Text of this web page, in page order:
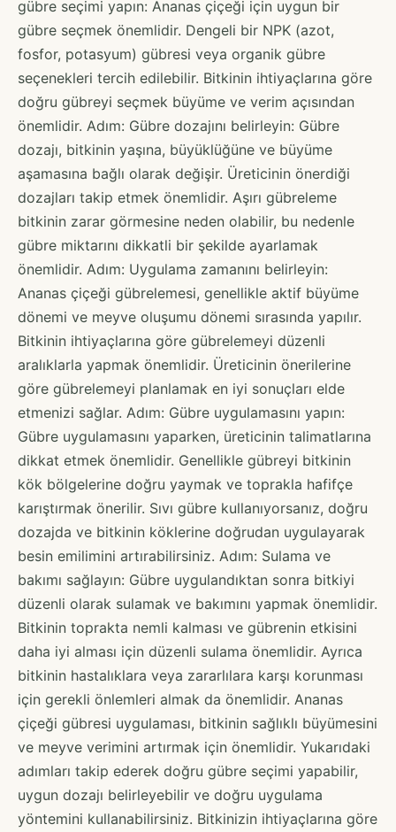
gübre seçimi yapın: Ananas çiçeği için uygun bir
gübre seçmek önemlidir. Dengeli bir NPK (azot,
fosfor, potasyum) gübresi veya organik gübre
seçenekleri tercih edilebilir. Bitkinin ihtiyaçlarına göre
doğru gübreyi seçmek büyüme ve verim açısından
önemlidir. Adım: Gübre dozajını belirleyin: Gübre
dozajı, bitkinin yaşına, büyüklüğüne ve büyüme
aşamasına bağlı olarak değişir. Üreticinin önerdiği
dozajları takip etmek önemlidir. Aşırı gübreleme
bitkinin zarar görmesine neden olabilir, bu nedenle
gübre miktarını dikkatli bir şekilde ayarlamak
önemlidir. Adım: Uygulama zamanını belirleyin:
Ananas çiçeği gübrelemesi, genellikle aktif büyüme
dönemi ve meyve oluşumu dönemi sırasında yapılır.
Bitkinin ihtiyaçlarına göre gübrelemeyi düzenli
aralıklarla yapmak önemlidir. Üreticinin önerilerine
göre gübrelemeyi planlamak en iyi sonuçları elde
etmenizi sağlar. Adım: Gübre uygulamasını yapın:
Gübre uygulamasını yaparken, üreticinin talimatlarına
dikkat etmek önemlidir. Genellikle gübreyi bitkinin
kök bölgelerine doğru yaymak ve toprakla hafifçe
karıştırmak önerilir. Sıvı gübre kullanıyorsanız, doğru
dozajda ve bitkinin köklerine doğrudan uygulayarak
besin emilimini artırabilirsiniz. Adım: Sulama ve
bakımı sağlayın: Gübre uygulandıktan sonra bitkiyi
düzenli olarak sulamak ve bakımını yapmak önemlidir.
Bitkinin toprakta nemli kalması ve gübrenin etkisini
daha iyi alması için düzenli sulama önemlidir. Ayrıca
bitkinin hastalıklara veya zararlılara karşı korunması
için gerekli önlemleri almak da önemlidir. Ananas
çiçeği gübresi uygulaması, bitkinin sağlıklı büyümesini
ve meyve verimini artırmak için önemlidir. Yukarıdaki
adımları takip ederek doğru gübre seçimi yapabilir,
uygun dozajı belirleyebilir ve doğru uygulama
yöntemini kullanabilirsiniz. Bitkinizin ihtiyaçlarına göre